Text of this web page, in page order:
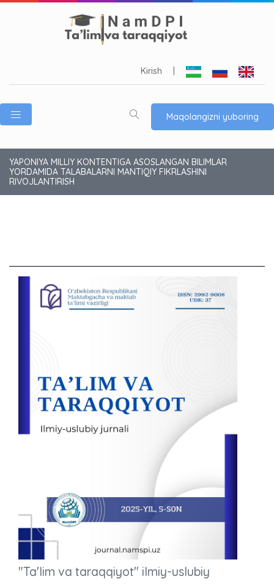
Kirish
Maqolangizni yuboring
YAPONIYA MILLIY KONTENTIGA ASOSLANGAN BILIMLAR
YORDAMIDA TALABALARNI MANTIQIY FIKRLASHINI
RIVOJLANTIRISH
"Ta'lim va taraqqiyot" ilmiy-uslubiy